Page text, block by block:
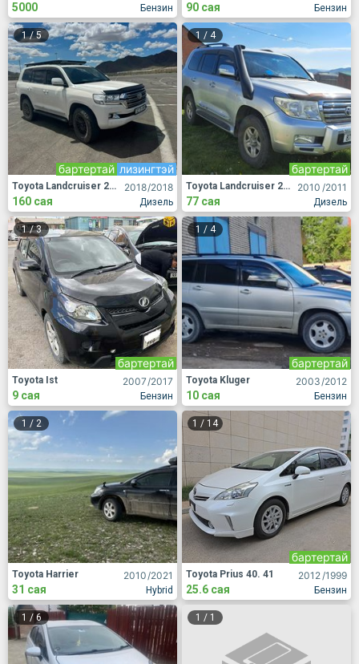
Бензин
5000 Бензин
90 сая
1/5
2018/2018
Дизель
лизингтэй
бартертай
Toyota Landcruiser 200
160 сая
1 / 4
2010 /2011
Дизель
бартертай
Toyota Landcruiser 200
77 сая
1/3
2007/2017
Бензин
бартертай
Toyota Ist
9 сая
1 / 4
2003/2012
Бензин
бартертай
Toyota Kluger
10 сая
1 / 2
2010/2021
Hybrid
Toyota Harrier
31 сая
1 / 14
2012/1999
Бензин
бартертай
Toyota Prius 40. 41
25.6 сая
1 / 6 1 / 1